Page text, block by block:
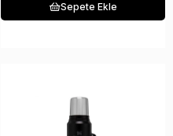
Sepete Ekle